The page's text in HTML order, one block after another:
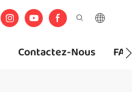
Contactez-Nous FAQ